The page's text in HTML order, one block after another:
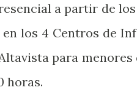
a partir de los
los 4 Centros de
para menores
horas.